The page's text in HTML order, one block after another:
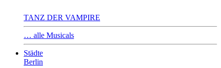
TANZ DER VAMPIRE
… alle Musicals
Städte
Berlin